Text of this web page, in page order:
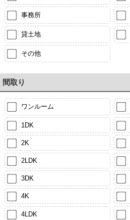
事務所
貸土地
その他
間取り
ワンルーム
1DK
2K
2LDK
3DK
4K
4LDK